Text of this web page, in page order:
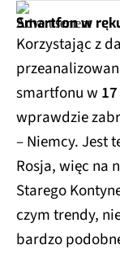
Smartfon w
Korzystając z
smartfonu w
wprawdzie
– Niemcy. Jest
Rosja, więc na
Starego
czym trendy,
bardzo